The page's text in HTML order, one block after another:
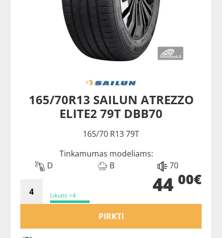
165/70R13 SAILUN ATREZZO
ELITE2 79T DBB70
165/70 R13 79T
Tinkamumas modeliams:
D
B 70
Likutis >4 44 00€
PIRKTI